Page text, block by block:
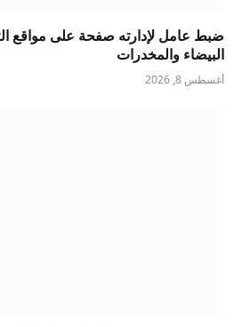
ضبط عامل لإدارته صفحة على مواقع
البيضاء والمخدرات
أغسطس 8, 2026